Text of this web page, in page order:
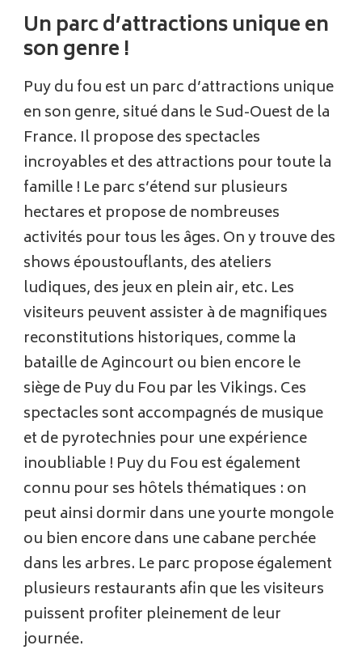
Un parc d’attractions unique en
son genre !
Puy du fou est un parc d’attractions unique
en son genre, situé dans le Sud-Ouest de la
France. Il propose des spectacles
incroyables et des attractions pour toute la
famille ! Le parc s’étend sur plusieurs
hectares et propose de nombreuses
activités pour tous les âges. On y trouve des
shows époustouflants, des ateliers
ludiques, des jeux en plein air, etc. Les
visiteurs peuvent assister à de magnifiques
reconstitutions historiques, comme la
bataille de Agincourt ou bien encore le
siège de Puy du Fou par les Vikings. Ces
spectacles sont accompagnés de musique
et de pyrotechnies pour une expérience
inoubliable ! Puy du Fou est également
connu pour ses hôtels thématiques : on
peut ainsi dormir dans une yourte mongole
ou bien encore dans une cabane perchée
dans les arbres. Le parc propose également
plusieurs restaurants afin que les visiteurs
puissent profiter pleinement de leur
journée.